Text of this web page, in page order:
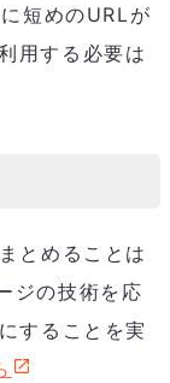
短めのURLが
用する必要は
とめることは
ジの技術を応
することを実